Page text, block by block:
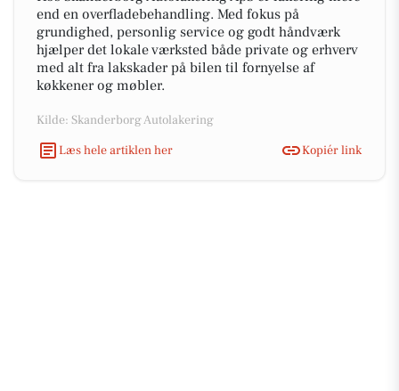
end en overfladebehandling. Med fokus på
grundighed, personlig service og godt håndværk
hjælper det lokale værksted både private og erhverv
med alt fra lakskader på bilen til fornyelse af
køkkener og møbler.
Kilde: Skanderborg Autolakering
Læs hele artiklen her
Kopiér link